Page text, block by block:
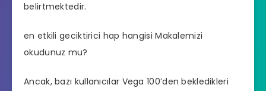
belirtmektedir.
en etkili geciktirici hap hangisi Makalemizi
okudunuz mu?
Ancak, bazı kullanıcılar Vega 100’den bekledikleri